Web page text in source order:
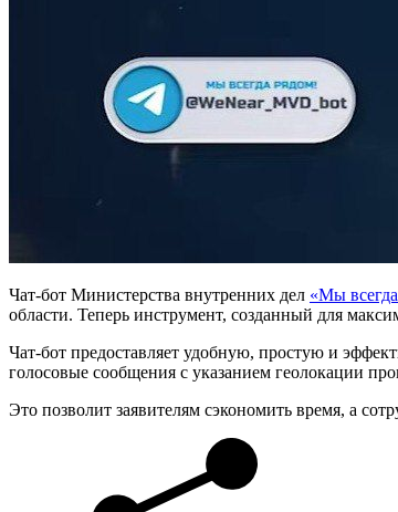
Чат-бот Министерства внутренних дел «Мы
области. Теперь инструмент, созданный для
Чат-бот предоставляет удобную, простую и
голосовые сообщения с указанием геолокации
Это позволит заявителям сэкономить время, а